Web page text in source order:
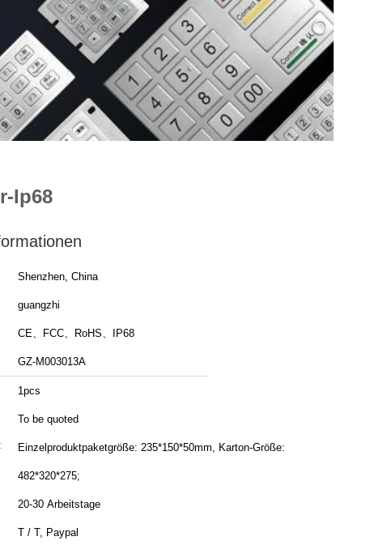
Ip68
Shenzhen, China
guangzhi
CE、FCC、RoHS、IP68
GZ-M003013A
1pcs
To be quoted
Einzelproduktpaketgröße: 235*150*50mm, Karton-Größe:
482*320*275;
20-30 Arbeitstage
T / T, Paypal